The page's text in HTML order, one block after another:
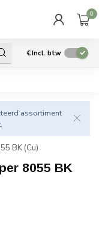
0
€Incl. btw
assortiment
BK (Cu)
8055 BK